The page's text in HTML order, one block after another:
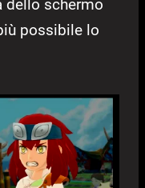
dello schermo
possibile lo